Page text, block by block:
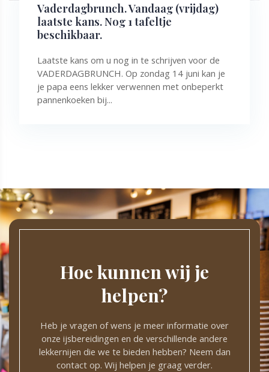
Vaderdagbrunch. Vandaag (vrijdag)
laatste kans. Nog 1 tafeltje
beschikbaar.
Laatste kans om u nog in te schrijven voor de
VADERDAGBRUNCH. Op zondag 14 juni kan je
je papa eens lekker verwennen met onbeperkt
pannenkoeken bij...
Hoe kunnen wij je
helpen?
Heb je vragen of wens je meer informatie over
onze ijsbereidingen en de verschillende andere
lekkernijen die we te bieden hebben? Neem dan
contact op. Wij helpen je graag verder.